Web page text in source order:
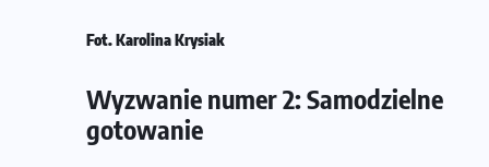
Fot. Karolina Krysiak
Wyzwanie numer 2: Samodzielne
gotowanie